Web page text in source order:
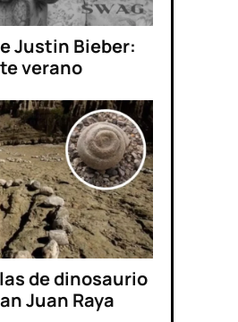
Justin Bieber:
verano
de dinosaurio
Juan Raya